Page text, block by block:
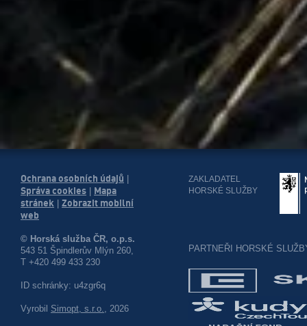
Ochrana osobních údajů
Správa cookies
Mapa
stránek
Zobrazit mobilní
web
© Horská služba ČR, o.p.s.
543 51 Špindlerův Mlýn 260,
T +420 499 433 230
ID schránky: u4zgr6q
Vyrobil Simopt, s.r.o., 2026
ZAKLADATEL
HORSKÉ SLUŽBY
PARTNEŘI HORSKÉ